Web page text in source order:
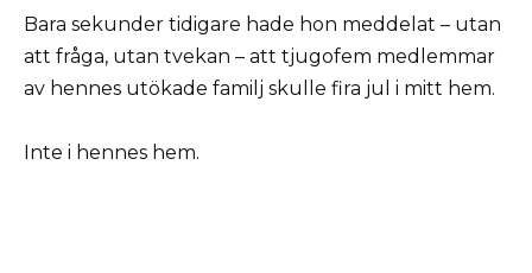
Bara sekunder tidigare hade hon meddelat – utan
att fråga, utan tvekan – att tjugofem medlemmar
av hennes utökade familj skulle fira jul i mitt hem.
Inte i hennes hem.